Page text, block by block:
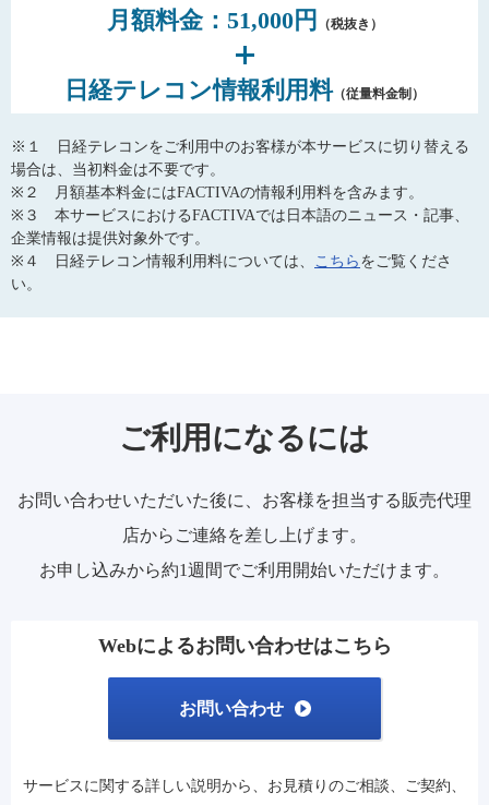
月額料金：51,000円 （税抜き）
日経テレコン情報利用料（従量料金制）
※１ 日経テレコンをご利用中のお客様が本サービスに切り替える
場合は、当初料金は不要です。
※２ 月額基本料金にはFACTIVAの情報利用料を含みます。
※３ 本サービスにおけるFACTIVAでは日本語のニュース・記事、
企業情報は提供対象外です。
※４ 日経テレコン情報利用料については、
こちら をご覧くださ
い。
ご利用になるには
お問い合わせいただいた後に、お客様を担当する販売代理
店からご連絡を差し上げます。
お申し込みから約1週間でご利用開始いただけます。
Webによるお問い合わせはこちら
お問い合わせ
サービスに関する詳しい説明から、 お見積りのご相談、
ご契約、